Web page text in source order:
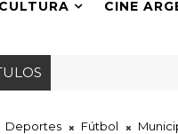
CULTURA CINE
Deportes Fútbol